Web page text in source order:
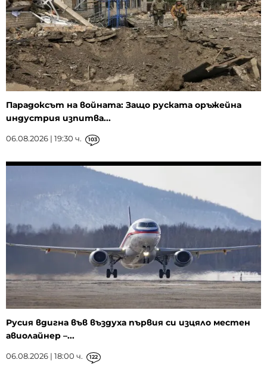
Парадоксът на войната: Защо руската оръжейна
индустрия изпитва...
06.08.2026 | 19:30 ч. 103
Русия вдигна във въздуха първия си изцяло местен
авиолайнер –...
06.08.2026 | 18:00 ч. 122